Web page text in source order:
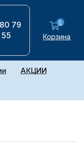
79
0
Корзина
АКЦИИ